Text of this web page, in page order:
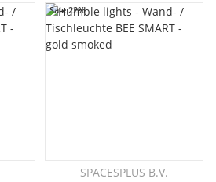
Sale 22%
SPACESPLUS B.V.